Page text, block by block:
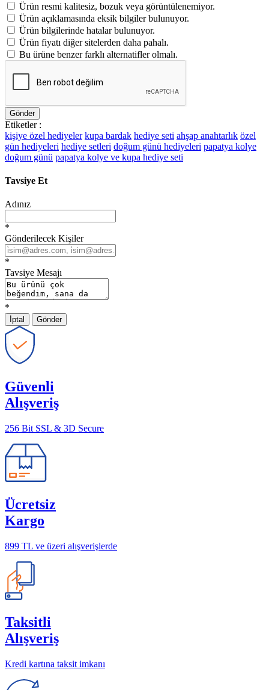
Ürün resmi kalitesiz, bozuk veya görüntülenemiyor.
Ürün açıklamasında eksik bilgiler bulunuyor.
Ürün bilgilerinde hatalar bulunuyor.
Ürün fiyatı diğer sitelerden daha pahalı.
Bu ürüne benzer farklı alternatifler olmalı.
Gönder
Etiketler :
kişiye özel hediyeler kupa bardak hediye seti ahşap anahtarlık özel
gün hediyeleri hediye setleri doğum günü hediyeleri papatya kolye
doğum günü papatya kolye ve kupa hediye seti
Tavsiye Et
Adınız
*
Gönderilecek Kişiler
*
Tavsiye Mesajı
*
İptal Gönder
Güvenli
Alışveriş
256 Bit SSL & 3D Secure
Ücretsiz
Kargo
899 TL ve üzeri alışverişlerde
Taksitli
Alışveriş
Kredi kartına taksit imkanı